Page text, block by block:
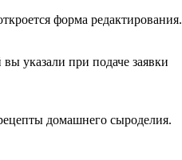
форма редактирования.
указали при подаче заявки
домашнего сыроделия.